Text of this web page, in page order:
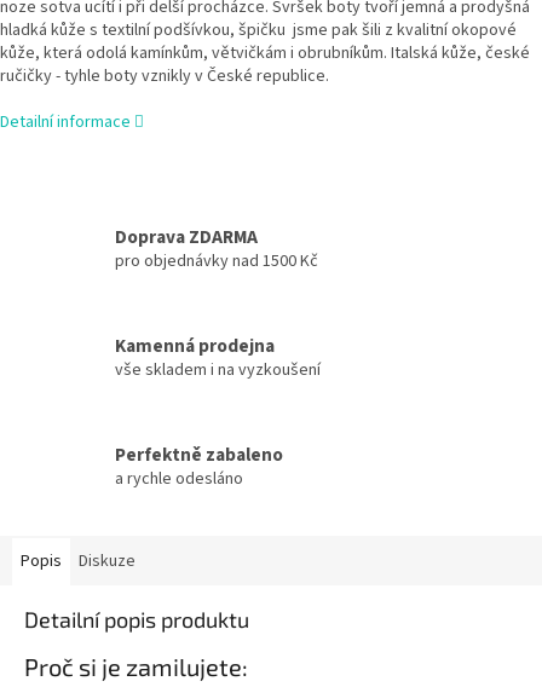
noze sotva ucítí i při delší procházce. Svršek boty tvoří jemná a prodyšná
hladká kůže s textilní podšívkou, špičku jsme pak šili z kvalitní okopové
kůže, která odolá kamínkům, větvičkám i obrubníkům. Italská kůže, české
ručičky - tyhle boty vznikly v České republice.
Detailní informace
Doprava ZDARMA
pro objednávky nad 1500 Kč
Kamenná prodejna
vše skladem i na vyzkoušení
Perfektně zabaleno
a rychle odesláno
Popis Diskuze
Detailní popis produktu
Proč si je zamilujete: